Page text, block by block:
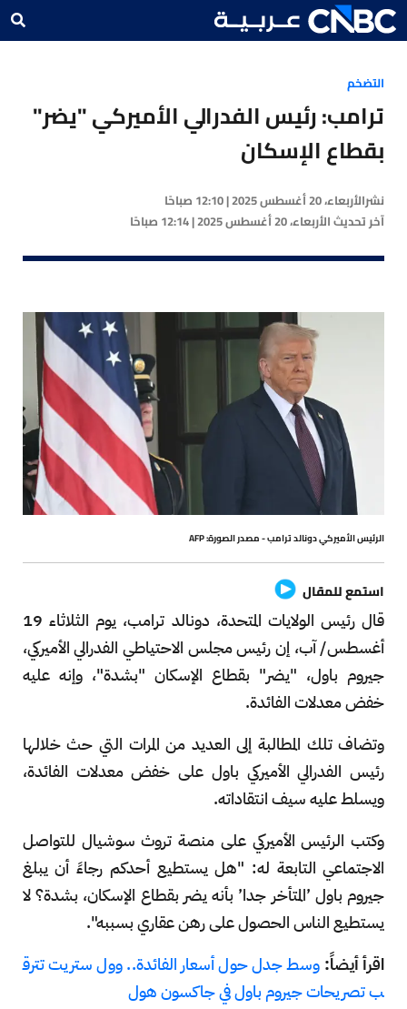
التضخم
ترامب: رئيس الفدرالي الأميركي "يضر"
بقطاع الإسكان
نشرالأربعاء، 20 أغسطس 2025 | 12:10 صباحًا
آخر تحديثالأربعاء، 20 أغسطس 2025 | 12:14 صباحًا
الرئيس الأميركي دونالد ترامب - مصدر الصورة: AFP
استمع للمقال
قال رئيس الولايات المتحدة، دونالد ترامب، يوم الثلاثاء 19
أغسطس/ آب، إن رئيس مجلس الاحتياطي الفدرالي الأميركي،
جيروم باول، "يضر" بقطاع الإسكان "بشدة"، وإنه عليه
خفض معدلات الفائدة.
وتضاف تلك المطالبة إلى العديد من المرات التي حث خلالها
رئيس الفدرالي الأميركي باول على خفض معدلات الفائدة،
ويسلط عليه سيف انتقاداته.
وكتب الرئيس الأميركي على منصة تروث سوشيال للتواصل
الاجتماعي التابعة له: "هل يستطيع أحدكم رجاءً أن يبلغ
جيروم باول ’المتأخر جدا’ بأنه يضر بقطاع الإسكان، بشدة؟ لا
يستطيع الناس الحصول على رهن عقاري بسببه".
اقرأ أيضاً: وسط جدل حول أسعار الفائدة.. وول ستريت تترق
ب تصريحات جيروم باول في جاكسون هول